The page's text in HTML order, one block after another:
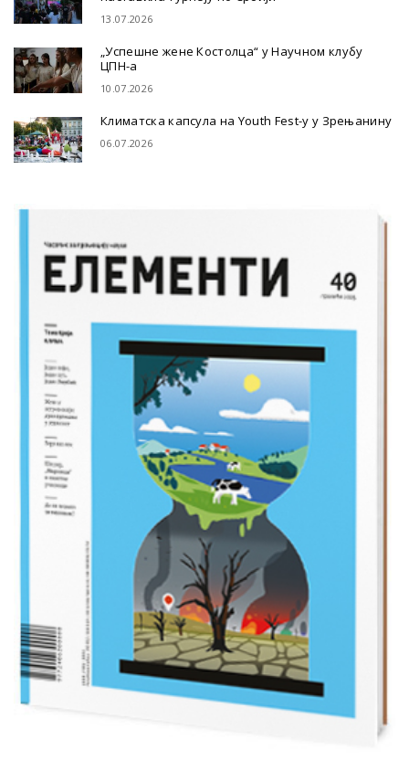
13.07.2026
„Успешне жене Костолца“ у Научном клубу
ЦПН-а
10.07.2026
Климатска капсула на Youth Fest-у у Зрењанину
06.07.2026